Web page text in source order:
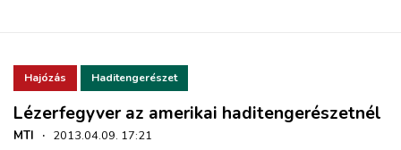
Hajózás Haditengerészet
Lézerfegyver az amerikai haditengerészetnél
MTI · 2013.04.09. 17:21